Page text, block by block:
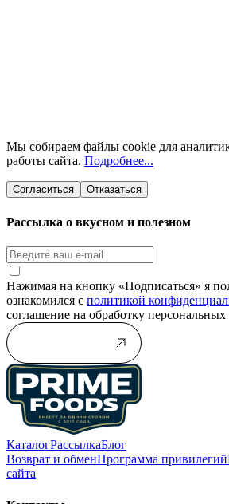
Мы собираем файлы cookie для
работы сайта. Подробнее...
Согласиться Отказаться
Рассылка о вкусном и полезном
Нажимая на кнопку «Подписаться» я
ознакомился с политикой
соглашение на обработку
КаталогРассылкаБлог
Возврат и обменПрограмма привилегий
сайта